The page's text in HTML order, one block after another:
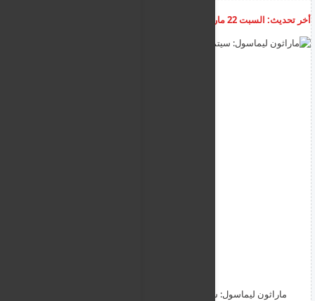
أخر تحديث: السبت 22 مارس 2025
ماراثون ليماسول: سيتم إغلاق هذه الطرق بسبب السباقات